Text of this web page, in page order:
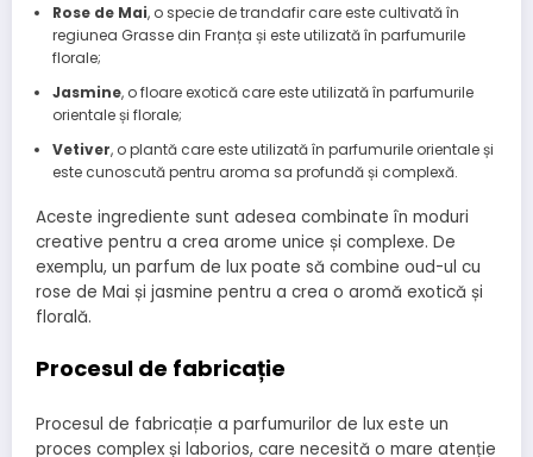
Rose de Mai, o specie de trandafir care este cultivată în
regiunea Grasse din Franța și este utilizată în parfumurile
florale;
Jasmine, o floare exotică care este utilizată în parfumurile
orientale și florale;
Vetiver, o plantă care este utilizată în parfumurile orientale și
este cunoscută pentru aroma sa profundă și complexă.
Aceste ingrediente sunt adesea combinate în moduri
creative pentru a crea arome unice și complexe. De
exemplu, un parfum de lux poate să combine oud-ul cu
rose de Mai și jasmine pentru a crea o aromă exotică și
florală.
Procesul de fabricație
Procesul de fabricație a parfumurilor de lux este un
proces complex și laborios, care necesită o mare atenție